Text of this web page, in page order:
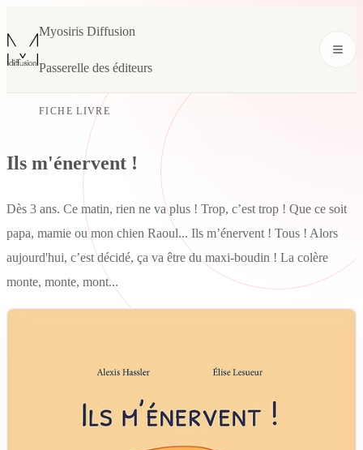
Myosiris Diffusion
Passerelle des éditeurs
FICHE LIVRE
Ils m'énervent !
Dès 3 ans. Ce matin, rien ne va plus ! Trop, c’est trop ! Que ce soit
papa, mamie ou mon chien Raoul... Ils m’énervent ! Tous ! Alors
aujourd'hui, c’est décidé, ça va être du maxi-boudin ! La colère
monte, monte, mont...